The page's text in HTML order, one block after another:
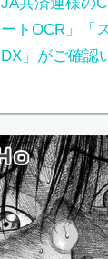
ートOCR」「
DX」がご確認